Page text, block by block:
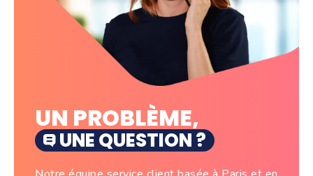
UN PROBLÈME,
UNE QUESTION ?